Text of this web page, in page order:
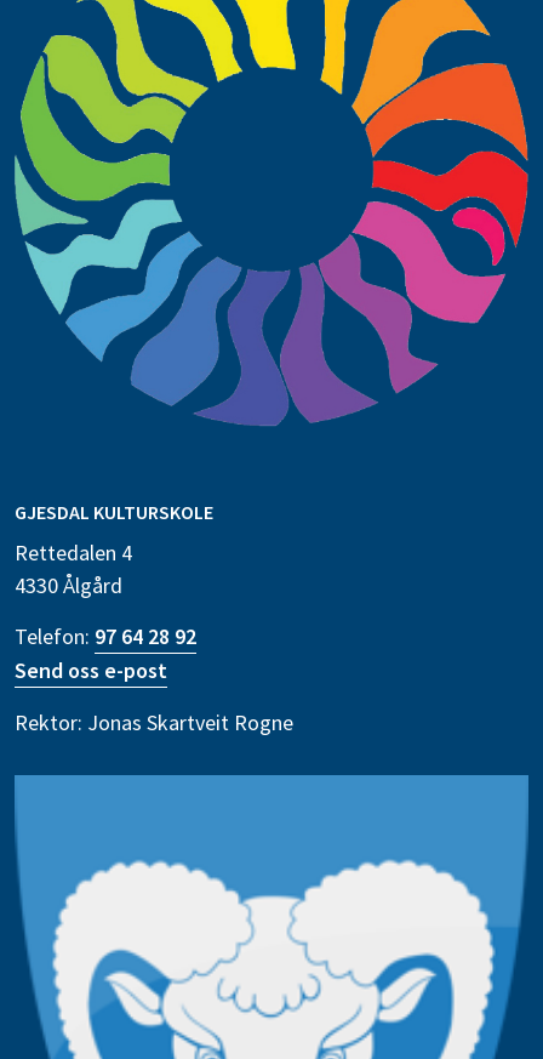
GJESDAL KULTURSKOLE
Rettedalen 4
4330 Ålgård
Telefon: 97 64 28 92
Send oss e-post
Rektor: Jonas Skartveit Rogne